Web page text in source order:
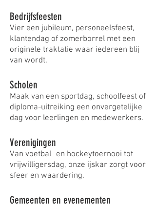
Bedrijfsfeesten
Vier een jubileum, personeelsfeest,
klantendag of zomerborrel met een
originele traktatie waar iedereen blij
van wordt.
Scholen
Maak van een sportdag, schoolfeest of
diploma-uitreiking een onvergetelijke
dag voor leerlingen en medewerkers.
Verenigingen
Van voetbal- en hockeytoernooi tot
vrijwilligersdag, onze ijskar zorgt voor
sfeer en waardering.
Gemeenten en evenementen